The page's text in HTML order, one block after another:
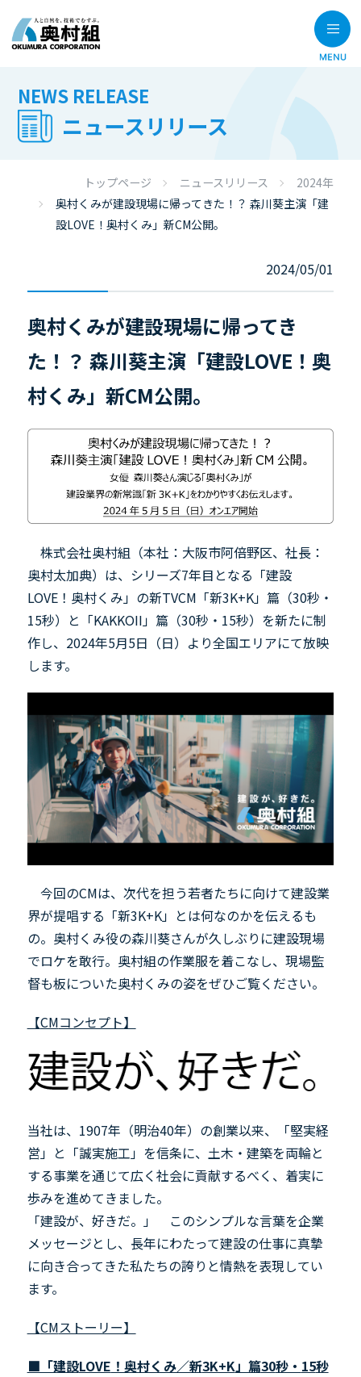
NEWS RELEASE
ニュースリリース
トップページ ニュースリリース
2024年
奥村くみが建設現場に帰ってきた！？ 森川葵主演「建
設LOVE！奥村くみ」新CM公開。
2024/05/01
奥村くみが建設現場に帰ってき
た！？ 森川葵主演「建設LOVE！奥
村くみ」新CM公開。
株式会社奥村組（本社：大阪市阿倍野区、社長：
奥村太加典）は、シリーズ7年目となる「建設
LOVE！奥村くみ」の新TVCM 「新3K+K」篇（30秒・
15秒）と「KAKKOII」篇（30秒・ 15秒）を新たに制
作し、 2024年5月5日（日）より全国エリアにて放映
します。
今回のCMは、次代を担う若者たちに向けて建設業
界が提唱する「新3K+K」とは何なのかを伝えるも
の。奥村くみ役の森川葵さんが久しぶりに建設現場
でロケを敢行。奥村組の作業服を着こなし、現場監
督も板についた奥村くみの姿をぜひご覧ください。
【CMコンセプト】
当社は、 1907年（明治40年）の創業以来、「堅実経
営」と「誠実施工」を信条に、土木・建築を両輪と
する事業を通じて広く社会に貢献するべく、着実に
歩みを進めてきました。
「建設が、好きだ。」 このシンプルな言葉を企業
メッセージとし、長年にわたって建設の仕事に真摯
に向き合ってきた私たちの誇りと情熱を表現してい
ます。
【CMストーリー】
■「建設LOVE ！奥村くみ／新3K+K 」篇30秒・ 15秒